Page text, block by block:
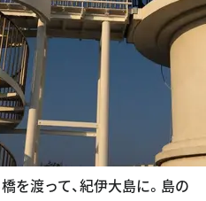
を渡って、紀伊大島に。島の
潮岬も良いけれど、私はこ